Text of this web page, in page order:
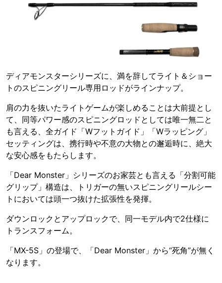
ディアモンスターシリーズに、満を辞してライト＆ショー
トのスピニングリール専用ロッドがラインナップ。
肩の力を抜いたライトゲームが楽しめることは大前提とし
て、同等パワー感のスピニングロッドとしては唯一無二と
も言える、全ガイド「Wフットガイド」「Wラッピング」
セッティングは、携行時や不意の大物との邂逅時に、絶大
な安心感をもたらします。
「Dear Monster」シリーズのお家芸とも言える「分割可能
グリップ」構造は、トリガーの無いスピニングリールシー
トにおいては頭一つ抜けた拡張性を発揮。
ダウンロックとアップロックで、同一モデル内で2仕様に
トランスフォーム。
「MX-5S」の登場で、「Dear Monster」から“死角”が無く
なります。